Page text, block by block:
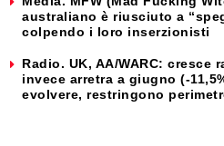
australiano è riusciuto a
colpendo i loro inserzionisti
Radio. UK, AA/WARC: cresce
invece arretra a giugno (-
evolvere, restringono